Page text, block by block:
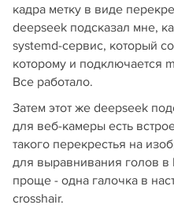
кадра метку в виде
deepseek подсказал мне,
systemd-сервис, который
которому и подключается
Все работало.
Затем этот же deepseek
для веб-камеры есть
такого перекрестья на
для выравнивания голов в
проще - одна галочка в
crosshair.